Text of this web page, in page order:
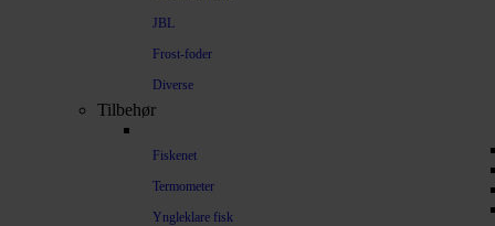
JBL
Frost-foder
Diverse
Tilbehør
Fiskenet
Termometer
Yngleklare fisk